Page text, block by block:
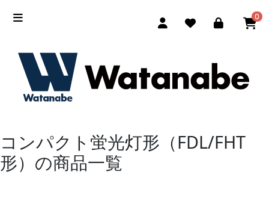
0
コンパクト蛍光灯形（FDL/FHT
形）の商品一覧